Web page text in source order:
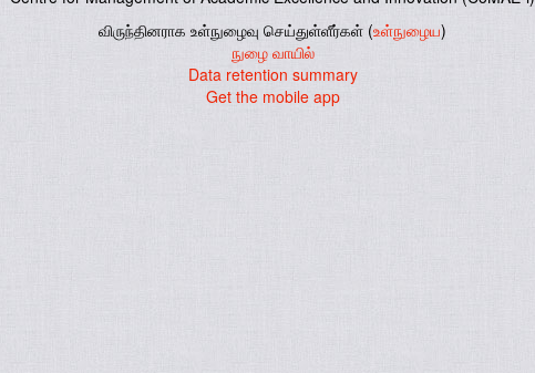
விருந்தினராக உள்நுழைவு செய்துள்ளீர்கள் (உள்நுழைய)
நுழை வாயில்
Data retention summary
Get the mobile app